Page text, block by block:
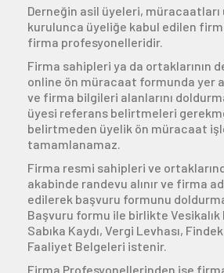
İletişim
Derneğin asil üyeleri,
kurulunca üyeliğe kabul edilen
firma profesyonelleridir.
Firma sahipleri ya da ortaklarının
online ön müracaat formunda yer
ve firma bilgileri alanlarını
üyesi referans belirtmeleri
belirtmeden üyelik ön müracaat
tamamlanamaz.
Firma resmi sahipleri ve
akabinde randevu alınır ve firma
edilerek başvuru formunu
Başvuru formu ile birlikte
Sabıka Kaydı, Vergi Levhası,
Faaliyet Belgeleri istenir.
Firma Profesyonellerinden ise